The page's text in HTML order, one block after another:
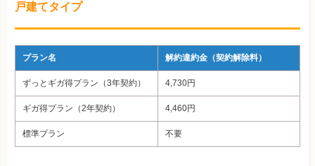
戸建てタイプ
プラン名 解約違約金（契約解除料）
ずっとギガ得プラン（3年契約） 4,730円
ギガ得プラン（2年契約） 4,460円
標準プラン 不要